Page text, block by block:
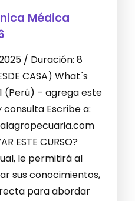
Médica
/ Duración: 8
CASA) What´s
(Perú) – agrega este
Escribe a:
ESTE CURSO?
le permitirá al
sus conocimientos,
para abordar